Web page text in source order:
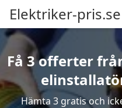
Elektriker-pris.se
Få 3 offerter
Hämta 3 gratis och